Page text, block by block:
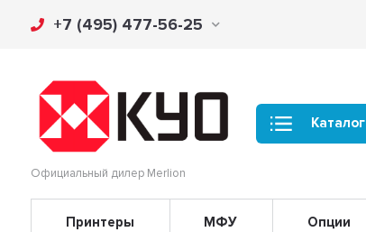
+7 (495) 477-56-25
Официальный дилер Merlion
Каталог
Принтеры МФУ Опции